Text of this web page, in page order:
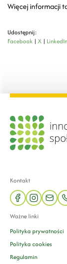
Więcej informacji
Udostępnij:
Facebook | X | LinkedIn
Kontakt
facebookinstagram
mail
Ważne linki
Polityka prywatności
Polityka cookies
Regulamin